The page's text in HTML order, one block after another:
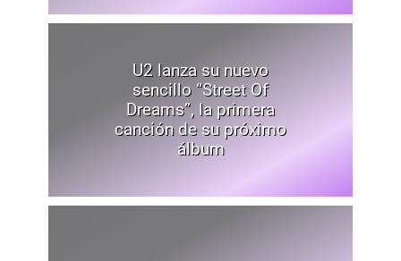
U2 lanza su nuevo
sencillo “Street Of
Dreams”, la primera
canción de su próximo
álbum